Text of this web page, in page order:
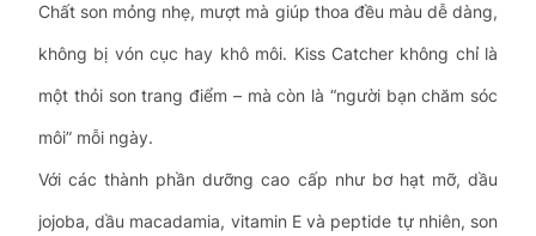
Chất son mỏng nhẹ, mượt mà giúp thoa đều màu dễ dàng,
không bị vón cục hay khô môi. Kiss Catcher không chỉ là
một thỏi son trang điểm – mà còn là “người bạn chăm sóc
môi” mỗi ngày.
Với các thành phần dưỡng cao cấp như bơ hạt mỡ, dầu
jojoba, dầu macadamia, vitamin E và peptide tự nhiên, son